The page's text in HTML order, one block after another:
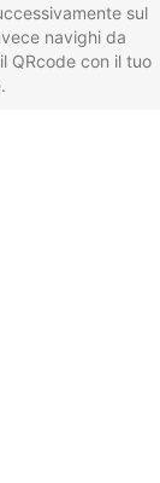
sul
navighi da
QRcode con il tuo